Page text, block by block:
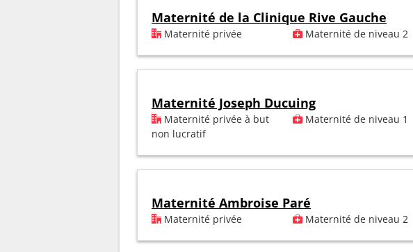
Maternité de la Clinique Rive Gauche
Maternité privée Maternité de niveau 2
Maternité Joseph Ducuing
Maternité privée à but
non lucratif
Maternité de niveau 1
Maternité Ambroise Paré
Maternité privée Maternité de niveau 2